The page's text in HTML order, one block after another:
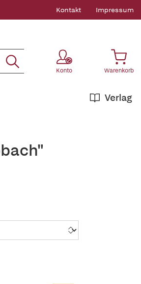
Kontakt Impressum
Konto Warenkorb
Verlag